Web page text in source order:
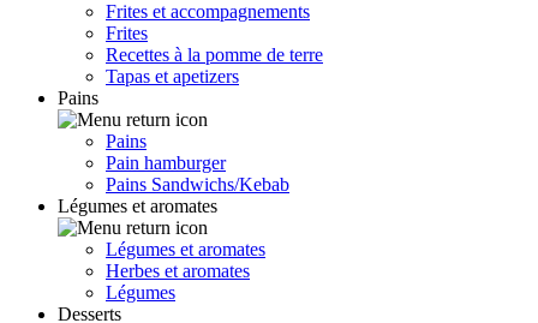
Frites et accompagnements
Frites
Recettes à la pomme de terre
Tapas et apetizers
Pains
Pains
Pain hamburger
Pains Sandwichs/Kebab
Légumes et aromates
Légumes et aromates
Herbes et aromates
Légumes
Desserts